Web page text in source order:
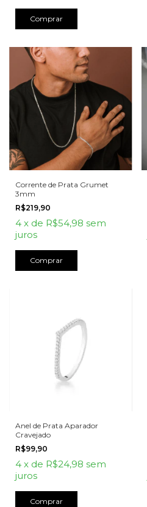
Corrente de Prata Grumet
3mm
R$219,90
4 x de R$54,98 sem
juros
Anel de Prata Aparador
Cravejado
R$99,90
4 x de R$24,98 sem
juros
Comprar